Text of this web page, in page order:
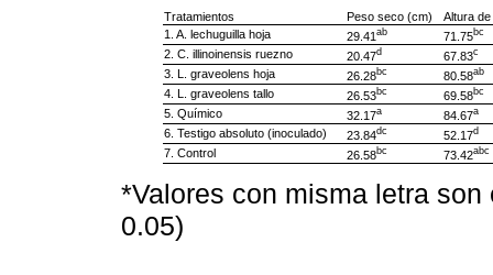
Tratamientos Peso seco (cm)
Altura
1. A. lechuguilla hoja
29.41 ab 71.75bc
2. C. illinoinensis ruezno 20.47d 67.83c
3. L. graveolens hoja 26.28bc 80.58ab
4. L. graveolens tallo 26.53bc 69.58bc
5. Químico 32.17a 84.67a
6. Testigo absoluto (inoculado) 23.84dc 52.17d
7. Control 26.58bc 73.42abc
*Valores con misma letra
0.05)